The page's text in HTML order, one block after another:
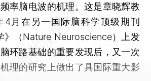
率脑电波的机理。这是章晓辉教
4月在另一国际脑科学顶级期刊
》（Nature Neuroscience）上发
环路基础的重要发现后，又一次
理的研究上做出了具国际重大影